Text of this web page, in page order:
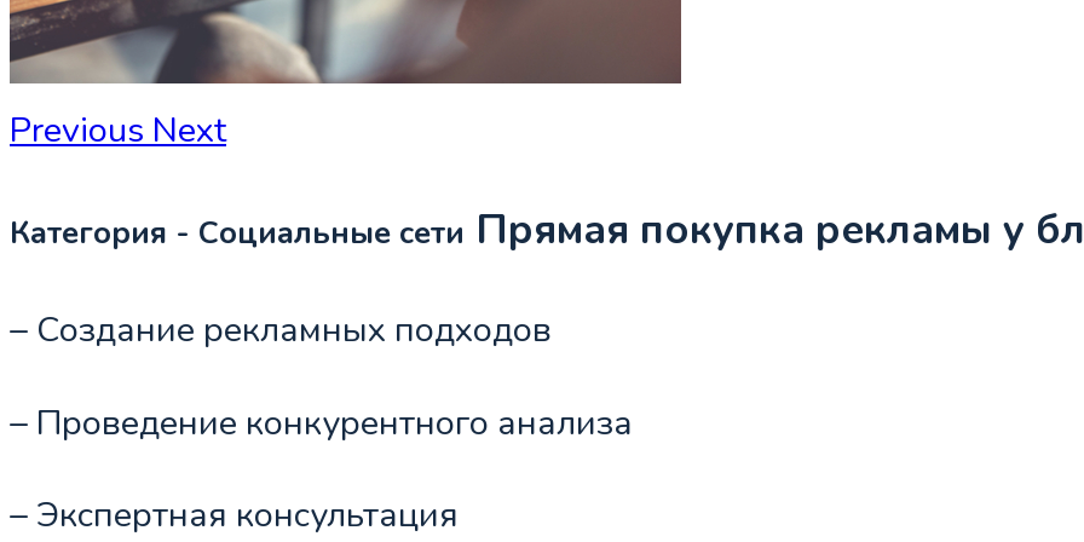
Previous Next
Категория - Социальные сети Прямая покупка рекламы у
– Создание рекламных подходов
– Проведение конкурентного анализа
– Экспертная консультация